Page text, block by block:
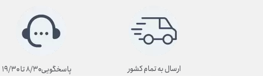
ارسال به تمام کشور پاسخگویی۸/۳۰ تا ۱۹/۳۰